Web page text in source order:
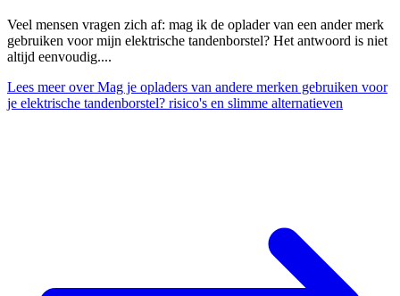
Veel mensen vragen zich af: mag ik de oplader van een ander merk
gebruiken voor mijn elektrische tandenborstel? Het antwoord is niet
altijd eenvoudig....
Lees meerover Mag je opladers van andere merken gebruiken voor
je elektrische tandenborstel? risico's en slimme alternatieven